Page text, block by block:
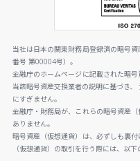
当社は日本の関東財務局登録済の暗号
番号 第00004号）。
金融庁のホームページに記載された暗
当該暗号資産交換業者の説明に基づき
にすぎません。
金融庁・財務局が、これらの暗号資産
ありません。
暗号資産（仮想通貨）は、必ずしも裏
（仮想通貨）の取引を行う際には、以